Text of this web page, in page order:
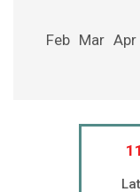
Feb Mar Apr